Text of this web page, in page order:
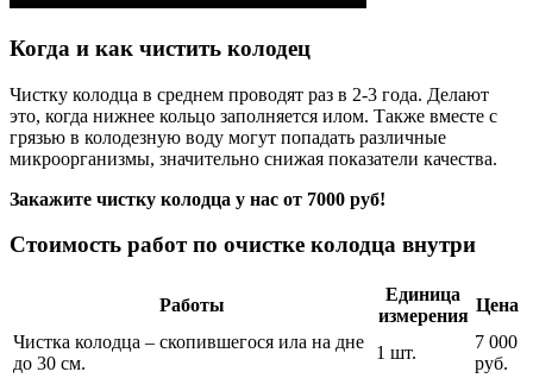
Когда и как чистить колодец
Чистку колодца в среднем проводят раз в 2-3 года. Делают
это, когда нижнее кольцо заполняется илом. Также вместе с
грязью в колодезную воду могут попадать различные
микроорганизмы, значительно снижая показатели качества.
Закажите чистку колодца у нас от 7000 руб!
Стоимость работ по очистке колодца внутри
Работы
Единица
измерения
Цена
Чистка колодца – скопившегося ила на дне
до 30 см.
1 шт.
7 000
руб.